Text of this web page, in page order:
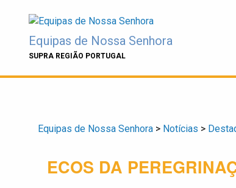
contentEquipas de Nossa Senhora
SUPRA REGIÃO PORTUGAL
Equipas de Nossa Senhora > Notícias >
ECOS DA